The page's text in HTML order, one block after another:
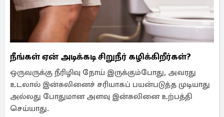
நீங்கள் ஏன் அடிக்கடி சிறுநீர் கழிக்கிறீர்கள்?
ஒருவருக்கு நீரிழிவு நோய் இருக்கும்போது, ​​அவரது
உடலால் இன்சுலினைச் சரியாகப் பயன்படுத்த முடியாது
அல்லது போதுமான அளவு இன்சுலினை உற்பத்தி
செய்யாது.